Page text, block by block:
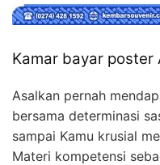
Kamar bayar poster
Asalkan pernah
bersama determinasi
sampai Kamu krusial
Materi kompetensi